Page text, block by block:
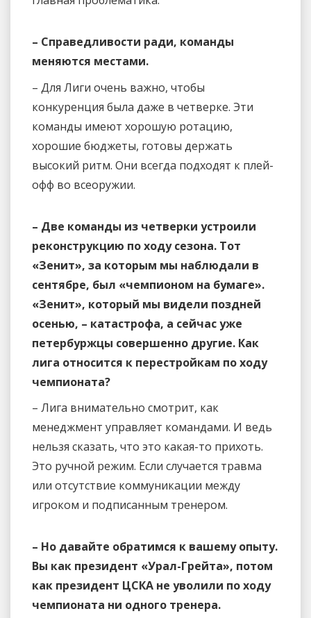
– Справедливости ради, команды
меняются местами.
– Для Лиги очень важно, чтобы
конкуренция была даже в четверке. Эти
команды имеют хорошую ротацию,
хорошие бюджеты, готовы держать
высокий ритм. Они всегда подходят к плей-
офф во всеоружии.
– Две команды из четверки устроили
реконструкцию по ходу сезона. Тот
«Зенит», за которым мы наблюдали в
сентябре, был «чемпионом на бумаге».
«Зенит», который мы видели поздней
осенью, – катастрофа, а сейчас уже
петербуржцы совершенно другие. Как
лига относится к перестройкам по ходу
чемпионата?
– Лига внимательно смотрит, как
менеджмент управляет командами. И ведь
нельзя сказать, что это какая-то прихоть.
Это ручной режим. Если случается травма
или отсутствие коммуникации между
игроком и подписанным тренером.
– Но давайте обратимся к вашему опыту.
Вы как президент «Урал-Грейта», потом
как президент ЦСКА не уволили по ходу
чемпионата ни одного тренера.